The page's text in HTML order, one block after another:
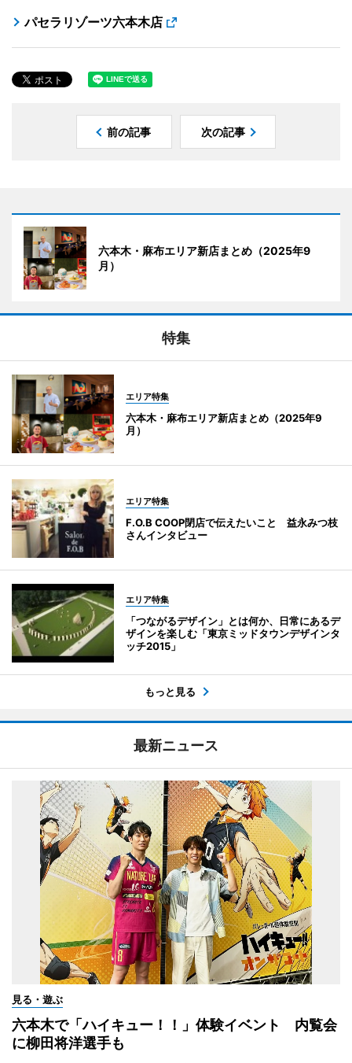
パセラリゾーツ六本木店
前の記事 次の記事
六本木・麻布エリア新店まとめ（2025年9
月）
特集
エリア特集
六本木・麻布エリア新店まとめ（2025年9
月）
エリア特集
F.O.B COOP閉店で伝えたいこと 益永みつ枝
さんインタビュー
エリア特集
「つながるデザイン」とは何か、日常にあるデ
ザインを楽しむ「東京ミッドタウンデザインタ
ッチ2015」
もっと見る
最新ニュース
見る・遊ぶ
六本木で「ハイキュー！！」体験イベント 内覧会
に柳田将洋選手も